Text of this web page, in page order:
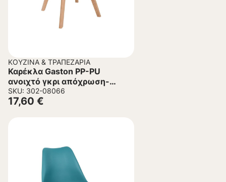
ΚΟΥΖΊΝΑ & ΤΡΑΠΕΖΑΡΊΑ
Καρέκλα Gaston PP-PU
ανοιχτό γκρι απόχρωση-
φυσικό πόδι 44x52x78εκ
SKU: 302-08066
17,60 €